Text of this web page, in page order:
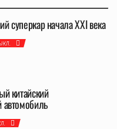
суперкар начала XXI века
китайский
автомобиль